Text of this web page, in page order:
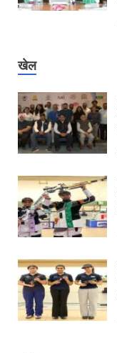
खेल